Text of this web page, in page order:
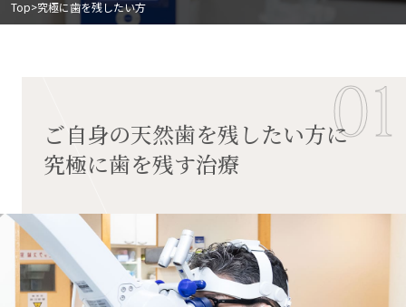
Top>究極に歯を残したい方
01
ご自身の天然歯を残したい方に
究極に歯を残す治療